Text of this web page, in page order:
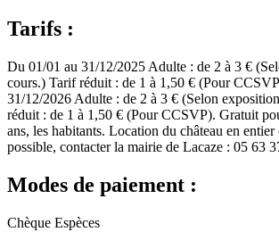
Tarifs :
Du 01/01 au 31/12/2025 Adulte : de 2 à 3 €
cours.) Tarif réduit : de 1 à 1,50 € (Pour
31/12/2026 Adulte : de 2 à 3 € (Selon
réduit : de 1 à 1,50 € (Pour CCSVP). Gratuit
ans, les habitants. Location du château en entier
possible, contacter la mairie de Lacaze : 05 63
Modes de paiement :
Chèque Espèces